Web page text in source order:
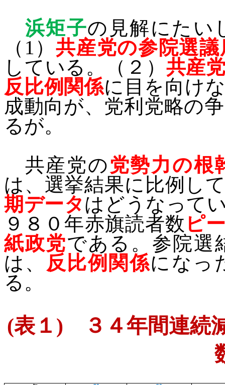
浜矩子の見解にたい
（ 1 ）共産党の参院選
している。（２） 共産
反比例関係に目を向け
成動向が、党利党略の
るが。
共産党の党勢力の根
は、選挙結果に比例し
期データはどうなって
９８０年赤旗読者数 ピ
紙政党である。参院選
は、 反比例関係になっ
る。
(表１ ) ３４年間連続